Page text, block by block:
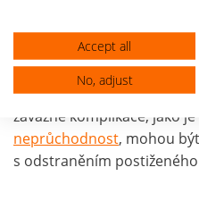
Léčba se nijak výrazně
tuberkulózy. Podávají se
antituberkulotik, terapie
závažné komplikace, jako
neprůchodnost, mohou
s odstraněním
Accept all
No, adjust